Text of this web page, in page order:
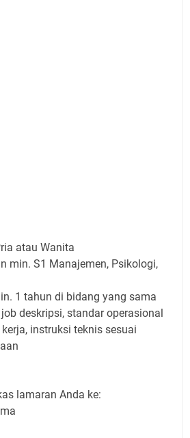
atau Wanita
min. S1 Manajemen, Psikologi,
1 tahun di bidang yang sama
deskripsi, standar operasional
instruksi teknis sesuai
lamaran Anda ke: